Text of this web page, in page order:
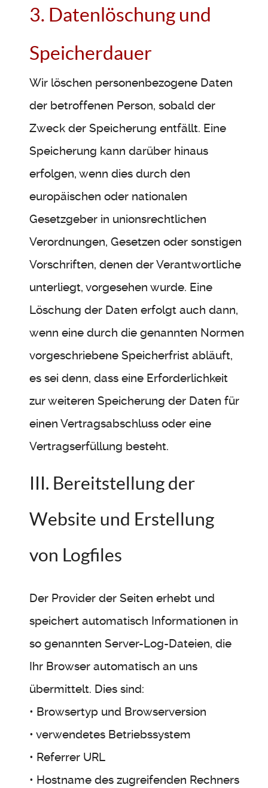
3. Datenlöschung und
Speicherdauer
Wir löschen personenbezogene Daten
der betroffenen Person, sobald der
Zweck der Speicherung entfällt. Eine
Speicherung kann darüber hinaus
erfolgen, wenn dies durch den
europäischen oder nationalen
Gesetzgeber in unionsrechtlichen
Verordnungen, Gesetzen oder sonstigen
Vorschriften, denen der Verantwortliche
unterliegt, vorgesehen wurde. Eine
Löschung der Daten erfolgt auch dann,
wenn eine durch die genannten Normen
vorgeschriebene Speicherfrist abläuft,
es sei denn, dass eine Erforderlichkeit
zur weiteren Speicherung der Daten für
einen Vertragsabschluss oder eine
Vertragserfüllung besteht.
III. Bereitstellung der
Website und Erstellung
von Logfiles
Der Provider der Seiten erhebt und
speichert automatisch Informationen in
so genannten Server-Log-Dateien, die
Ihr Browser automatisch an uns
übermittelt. Dies sind:
• Browsertyp und Browserversion
• verwendetes Betriebssystem
• Referrer URL
• Hostname des zugreifenden Rechners